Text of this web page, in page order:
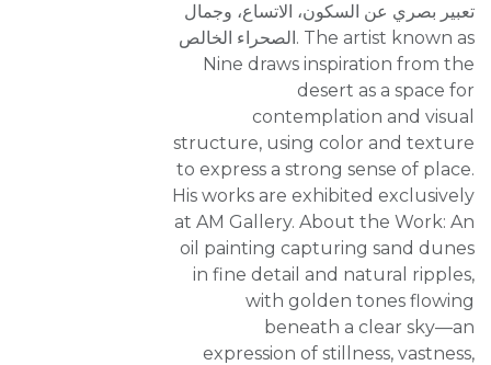
تعبير بصري عن السكون، الاتساع، وجمال
الصحراء الخالص. The artist known as
Nine draws inspiration from the
desert as a space for
contemplation and visual
structure, using color and texture
to express a strong sense of place.
His works are exhibited exclusively
at AM Gallery. About the Work: An
oil painting capturing sand dunes
in fine detail and natural ripples,
with golden tones flowing
beneath a clear sky—an
expression of stillness, vastness,